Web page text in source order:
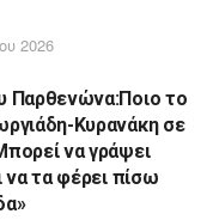
2026
Παρθενώνα:Ποιο το
Κυρανάκη σε
να γράψει
να τα φέρει πίσω